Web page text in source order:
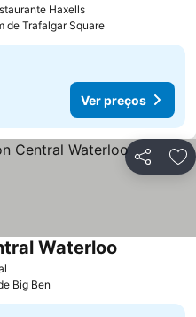
Haxells
de Trafalgar Square
Ver preços
Partilhar
Waterloo
Big Ben